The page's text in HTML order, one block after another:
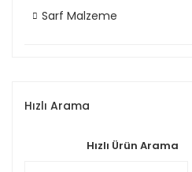
Sarf Malzeme
Hızlı Arama
Hızlı Ürün Arama